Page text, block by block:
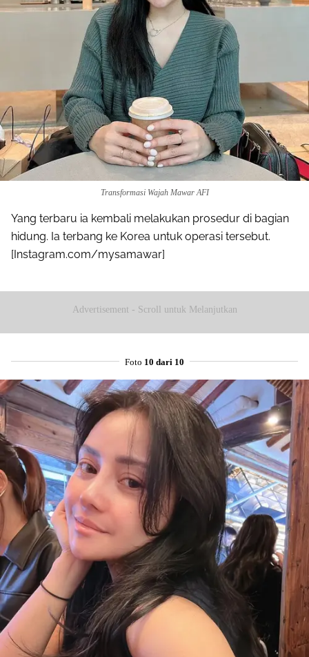
Transformasi Wajah Mawar AFI
Yang terbaru ia kembali melakukan prosedur di bagian
hidung. Ia terbang ke Korea untuk operasi tersebut.
[Instagram.com/mysamawar]
Advertisement - Scroll untuk Melanjutkan
Foto 10 dari 10